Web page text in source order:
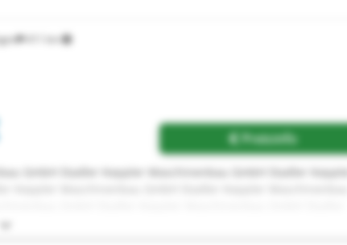
Preisinfo
GmbH Stadler Keppler Maschinenbau GmbH Stadler Keppler
Stadler Keppler Maschinenbau GmbH Stadler Keppler